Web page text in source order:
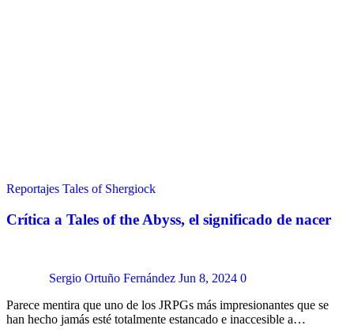
Reportajes Tales of Shergiock
Crítica a Tales of the Abyss, el significado de nacer
Sergio Ortuño Fernández Jun 8, 2024 0
Parece mentira que uno de los JRPGs más impresionantes que se
han hecho jamás esté totalmente estancado e inaccesible a…